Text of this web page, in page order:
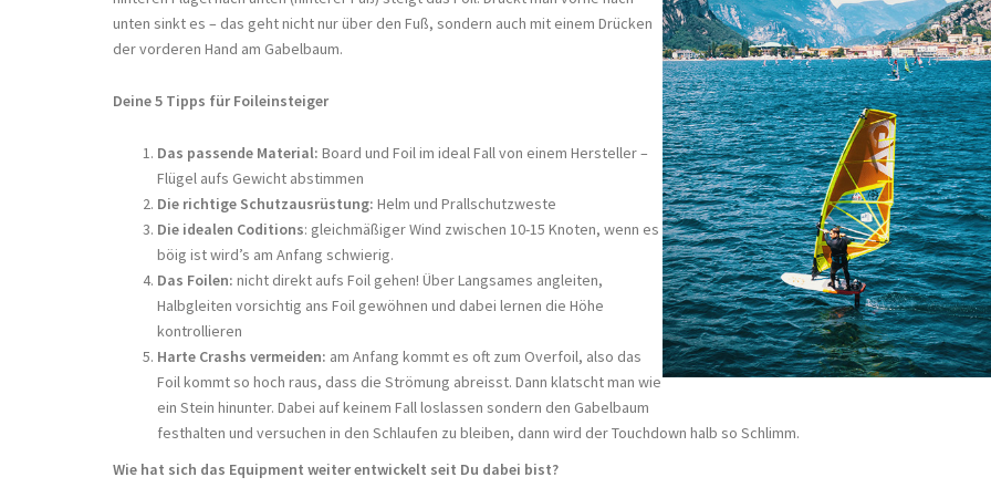
unten sinkt es – das geht nicht nur über den Fuß, sondern auch mit einem Drücken
der vorderen Hand am Gabelbaum.
Deine 5 Tipps für Foileinsteiger
Das passende Material: Board und Foil im ideal Fall von einem Hersteller –
Flügel aufs Gewicht abstimmen
Die richtige Schutzausrüstung: Helm und Prallschutzweste
Die idealen Coditions: gleichmäßiger Wind zwischen 10-15 Knoten, wenn es
böig ist wird’s am Anfang schwierig.
Das Foilen: nicht direkt aufs Foil gehen! Über Langsames angleiten,
Halbgleiten vorsichtig ans Foil gewöhnen und dabei lernen die Höhe
kontrollieren
Harte Crashs vermeiden: am Anfang kommt es oft zum Overfoil, also das
Foil kommt so hoch raus, dass die Strömung abreisst. Dann klatscht man wie
ein Stein hinunter. Dabei auf keinem Fall loslassen sondern den Gabelbaum
festhalten und versuchen in den Schlaufen zu bleiben, dann wird der Touchdown halb so Schlimm.
Wie hat sich das Equipment weiter entwickelt seit Du dabei bist?